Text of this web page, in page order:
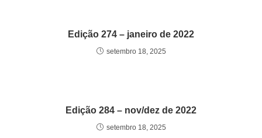
Edição 274 – janeiro de 2022
setembro 18, 2025
Edição 284 – nov/dez de 2022
setembro 18, 2025